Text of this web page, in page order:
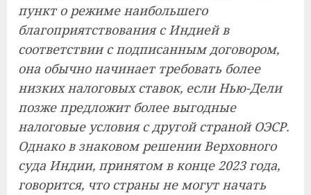
пункт о режиме наибольшего
благоприятствования с Индией в
соответствии с подписанным договором,
она обычно начинает требовать более
низких налоговых ставок, если Нью-Дели
позже предложит более выгодные
налоговые условия с другой страной ОЭСР.
Однако в знаковом решении Верховного
суда Индии, принятом в конце 2023 года,
говорится, что страны не могут начать